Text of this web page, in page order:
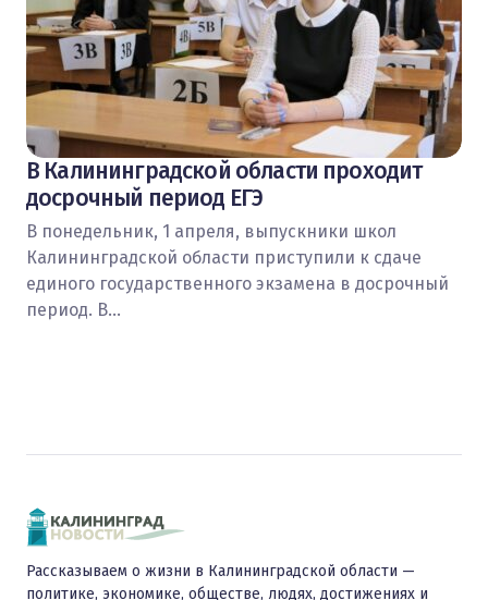
В Калининградской области проходит
досрочный период ЕГЭ
В понедельник, 1 апреля, выпускники школ
Калининградской области приступили к сдаче
единого государственного экзамена в досрочный
период. В…
Рассказываем о жизни в Калининградской области —
политике, экономике, обществе, людях, достижениях и